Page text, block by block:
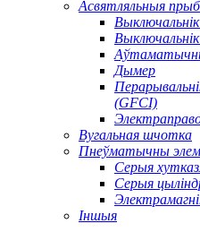
Асвятляльныя
Дымер
(GFCI)
Вугальная шчотка
Пнеўматычны
Серыя
Серыя
Іншыя